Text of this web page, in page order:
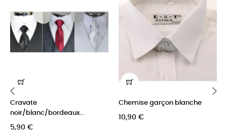
Cravate
noir/blanc/bordeaux...
5,90 €
Chemise garçon blanche
10,90 €
‹